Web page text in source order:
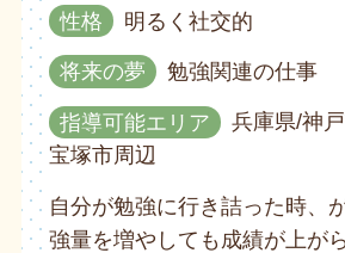
性格 明るく社交的
将来の夢 勉強関連の仕事
指導可能エリア
兵庫県/神
宝塚市周辺
自分が勉強に行き詰った時、
強量を増やしても成績が上が